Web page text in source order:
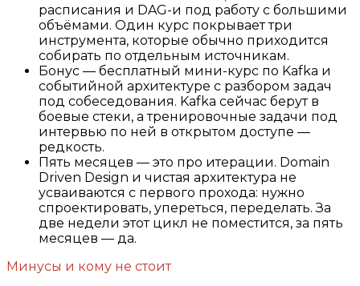
расписания и DAG-и под работу с большими
объёмами. Один курс покрывает три
инструмента, которые обычно приходится
собирать по отдельным источникам.
Бонус — бесплатный мини-курс по Kafka и
событийной архитектуре с разбором задач
под собеседования. Kafka сейчас берут в
боевые стеки, а тренировочные задачи под
интервью по ней в открытом доступе —
редкость.
Пять месяцев — это про итерации. Domain
Driven Design и чистая архитектура не
усваиваются с первого прохода: нужно
спроектировать, упереться, переделать. За
две недели этот цикл не поместится, за пять
месяцев — да.
Минусы и кому не стоит